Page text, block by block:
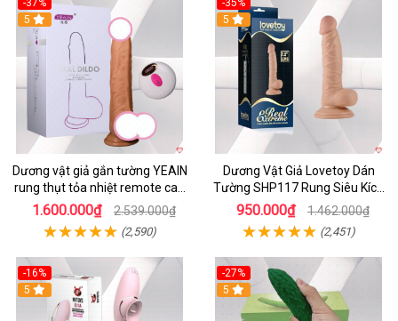
-37%
5
Dương vật giả gắn tường YEAIN
rung thụt tỏa nhiệt remote cao
cấp
1.600.000₫ 2.539.000₫
(2,590)
-35%
5
Dương Vật Giả Lovetoy Dán
Tường SHP117 Rung Siêu Kích
Thích
950.000₫ 1.462.000₫
(2,451)
-16%
5
-27%
5